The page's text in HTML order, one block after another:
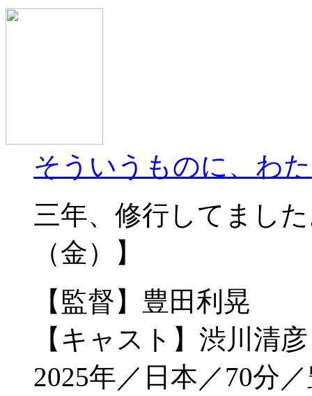
そういうものに、わ
三年、修行してまし
（金）】
【監督】豊田利晃
【キャスト】渋川清彦
2025年／日本／70分